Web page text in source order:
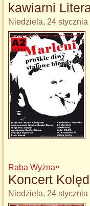
kawiarni
Niedziela, 24
Raba Wyżna
Koncert
Niedziela, 24